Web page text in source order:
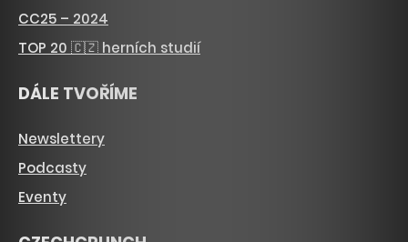
CC25 – 2024
TOP 20 🇨🇿 herních studií
DÁLE TVOŘÍME
Newslettery
Podcasty
Eventy